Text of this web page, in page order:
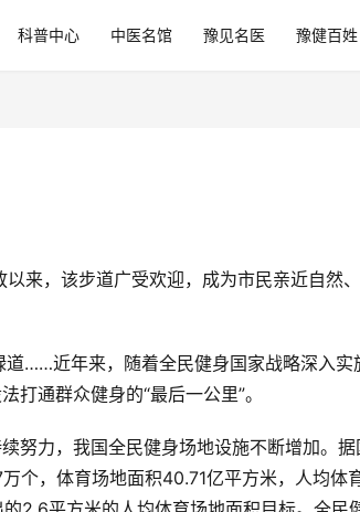
科普中心 中医名馆 豫见名医 豫健百姓
来，该步道广受欢迎，成为市民亲近自然
……近年来，随着全民健身国家战略深入实
打通群众健身的“最后一公里”。
力，我国全民健身场地设施不断增加。据
个，体育场地面积40.71亿平方米，人均体